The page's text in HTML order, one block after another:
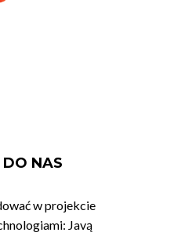
NAS
w projekcie
Javą